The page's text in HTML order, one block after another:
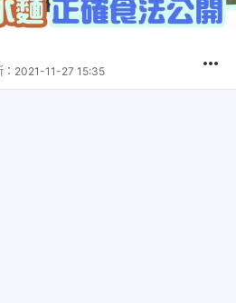
2021-11-27 15:35